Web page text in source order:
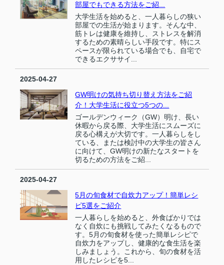
部屋でもできる方法をご紹...
大学生活を始めると、一人暮らしの狭い
部屋での生活が始まります。そんな中、
筋トレは健康を維持し、ストレスを解消
するための素晴らしい手段です。特にス
ペースが限られている場合でも、自宅で
できるエクササイ...
2025-04-27
GW明けの気持ち切り替え方法をご紹
介！大学生活に役立つ5つの...
ゴールデンウィーク（GW）明け、長い
休暇から戻る際、大学生活にスムーズに
戻る心構えが大切です。一人暮らしをし
ている、または検討中の大学生の皆さん
に向けて、GW明けの新たなスタートを
切るための方法をご紹...
2025-04-27
5月の旬食材で自炊力アップ！簡単レシ
ピ5選をご紹介
一人暮らしを始めると、外食ばかりでは
なく自炊にも挑戦してみたくなるもので
す。5月の旬食材を使った簡単レシピで
自炊力をアップし、健康的な食生活を楽
しみましょう。これから、旬の食材を活
用したレシピを5...